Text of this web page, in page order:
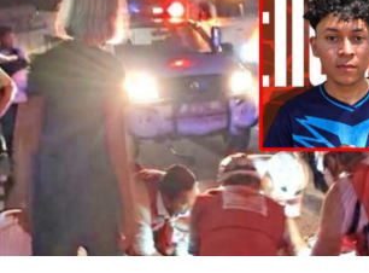
denuncia por la
desaparición de
C., la@FGR_SV
el protocolo de
búsqueda, en
coordinación con
@PNCSV.